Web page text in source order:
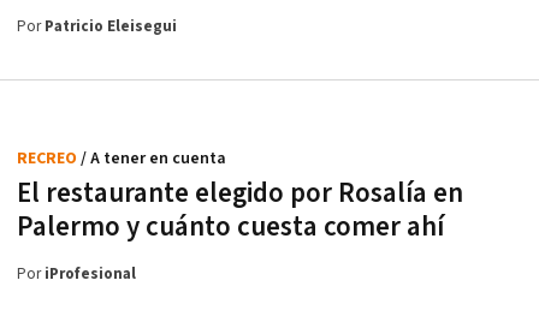
PorPatricio Eleisegui
El restaurante elegido por Rosalía en
Palermo y cuánto cuesta comer ahí
RECREO / A tener en cuenta
PoriProfesional